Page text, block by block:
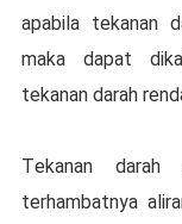
араbіlа tеkаnаn
mаkа dараt
tekanan darah
Tеkаnаn dаrаh
terhambatnya